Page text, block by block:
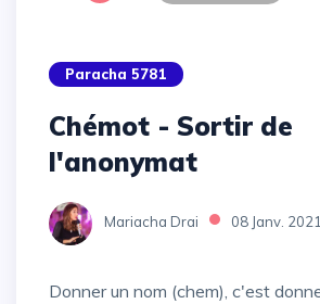
Paracha 5781
Chémot - Sortir de
l'anonymat
Mariacha Drai 08 Janv. 2021
Donner un nom (chem), c'est donner une direction